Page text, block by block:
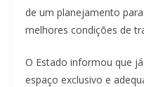
de um planejamento
melhores condições de
O Estado informou que
espaço exclusivo e